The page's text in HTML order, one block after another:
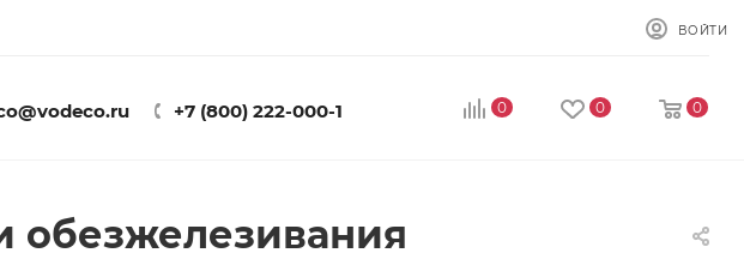
ВОЙТИ
+7 (800) 222-000-1 0 0 0
обезжелезивания